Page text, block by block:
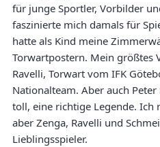
für junge Sportler, Vorbilder
faszinierte mich damals für
hatte als Kind meine
Torwartpostern. Mein größtes
Ravelli, Torwart vom IFK
Nationalteam. Aber auch
toll, eine richtige Legende. Ich
aber Zenga, Ravelli und
Lieblingsspieler.